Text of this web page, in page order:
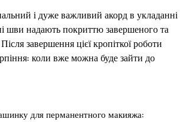
і дуже важливий акорд в укладанні
шви надають покриттю завершеного та
завершення цієї кропіткої роботи
коли вже можна буде зайти до
для перманентного макияжа: